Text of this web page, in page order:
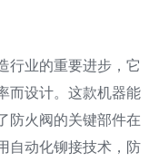
行业的重要进步，它
而设计。这款机器能
防火阀的关键部件在
自动化铆接技术，防